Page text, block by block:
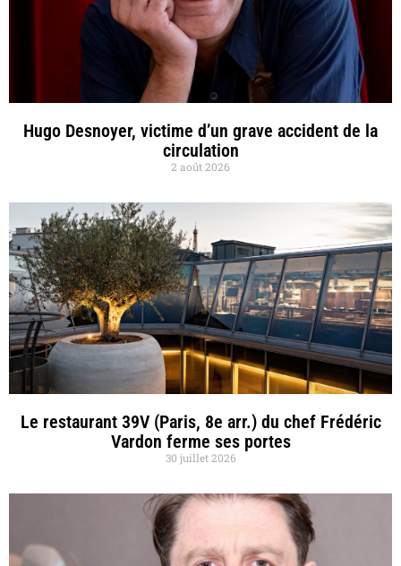
Hugo Desnoyer, victime d’un grave accident de la
circulation
2 août 2026
Le restaurant 39V (Paris, 8e arr.) du chef Frédéric
Vardon ferme ses portes
30 juillet 2026